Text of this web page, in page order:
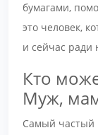
бумагами,
это человек,
и сейчас ради
Кто
Муж,
Самый частый